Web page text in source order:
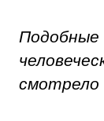
Подобные
смотрело